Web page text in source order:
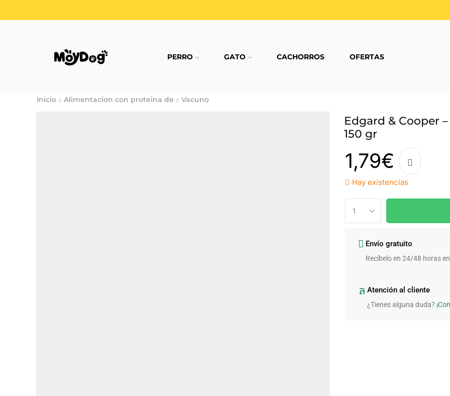
PERRO GATO CACHORROS OFERTAS
Inicio Alimentacion con proteina de Vacuno
Edgard & Cooper
150 gr
1,79€
Hay existencias
Envío gratuito
Recíbelo en 24/48 horas
Atención al cliente
¿Tienes alguna duda?